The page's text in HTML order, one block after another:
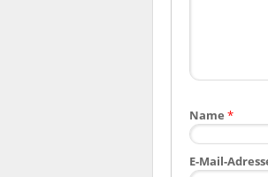
Name *
E-Mail-